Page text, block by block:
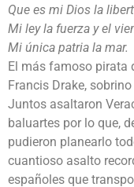
Que es mi Dios la
Mi ley la fuerza y el
Mi única patria la mar.
El más famoso pirata
Francis Drake,
Juntos asaltaron
baluartes por lo que,
pudieron planearlo
cuantioso asalto
españoles que